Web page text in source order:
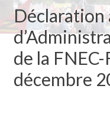
Déclaration
de la
décembre